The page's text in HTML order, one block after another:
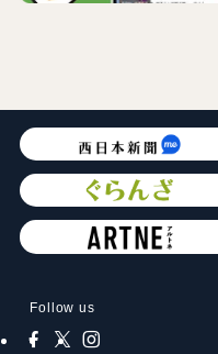
Follow us